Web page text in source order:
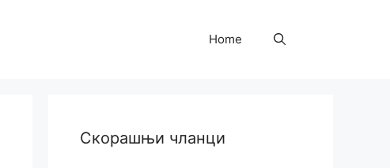
Home
Скорашњи чланци